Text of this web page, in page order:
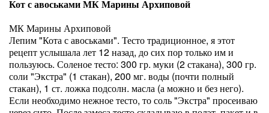
Кот с авоськами МК Марины Архиповой
МК Марины Архиповой
Лепим "Кота с авоськами". Тесто традиционное, я этот
рецепт услышала лет 12 назад, до сих пор только им и
пользуюсь. Соленое тесто: 300 гр. муки (2 стакана), 300 гр.
соли "Экстра" (1 стакан), 200 мг. воды (почти полный
стакан), 1 ст. ложка подсолн. масла (а можно и без него).
Если необходимо нежное тесто, то соль "Экстра" просеиваю